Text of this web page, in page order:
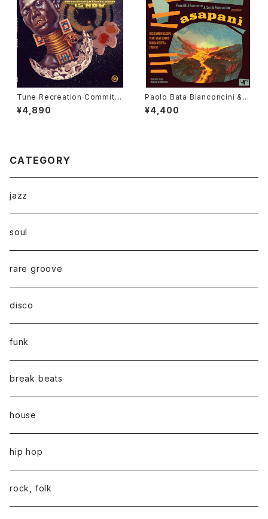
Tune Recreation Committe
e - The Future Is Now "LP"
¥4,890
Paolo Bata Bianconcini & C
ircolo Psiconautico - Asap
ani "LP"
¥4,400
CATEGORY
jazz
soul
rare groove
disco
funk
break beats
house
hip hop
rock, folk